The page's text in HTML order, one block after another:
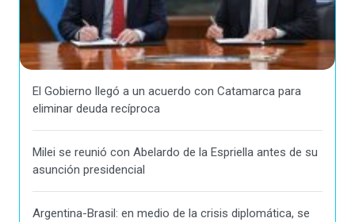
El Gobierno llegó a un acuerdo con Catamarca para
eliminar deuda recíproca
Milei se reunió con Abelardo de la Espriella antes de su
asunción presidencial
Argentina-Brasil: en medio de la crisis diplomática, se